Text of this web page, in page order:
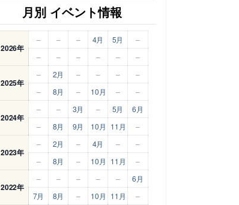
月別 イベント情報
2026年
– – – 4月 5月
–
–
– – – – –
2025年
– 2月 – – –
–
–
8月 – 10月 – –
2024年
– – 3月 – 5月
6月
–
8月 9月 10月 11月 –
2023年
– 2月 – 4月 –
–
–
8月 – 10月 11月 –
2022年
– – – – –
6月
7月
8月 – 10月 11月 –